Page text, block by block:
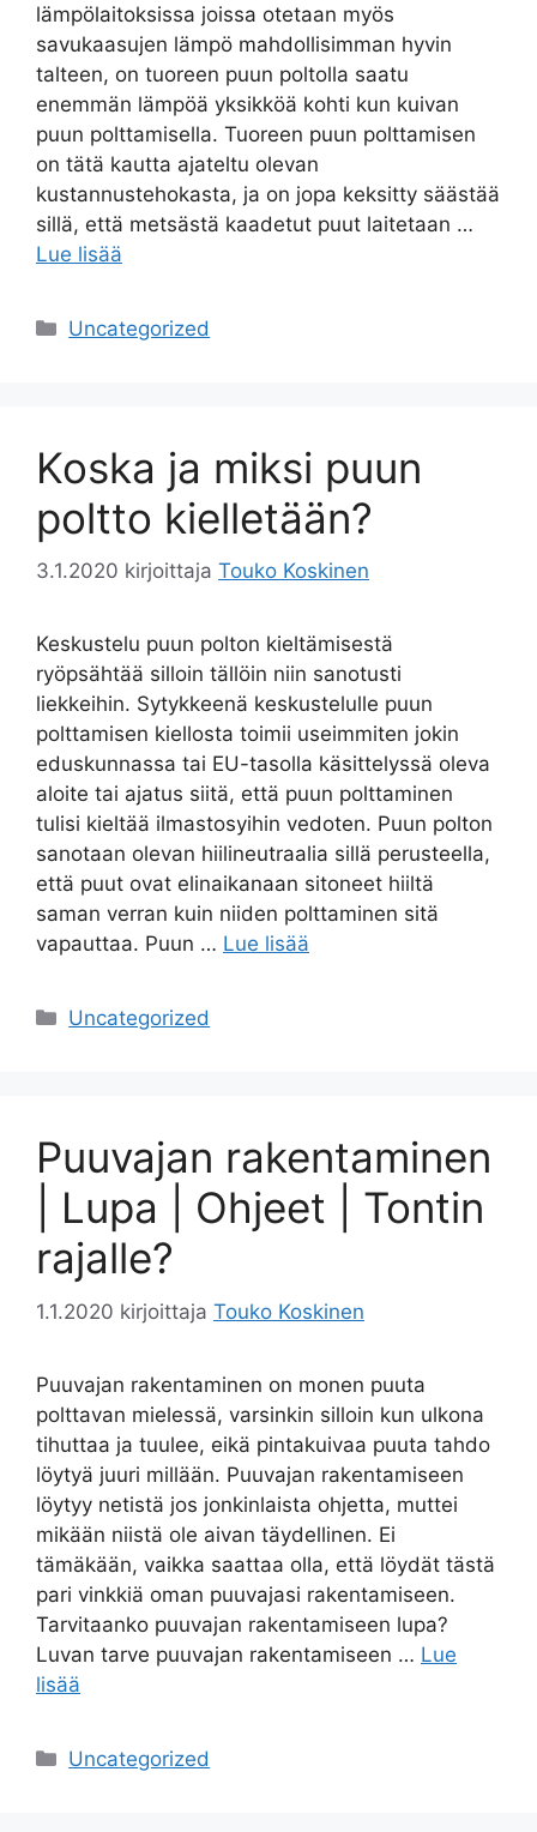
lämpölaitoksissa joissa otetaan myös
savukaasujen lämpö mahdollisimman hyvin
talteen, on tuoreen puun poltolla saatu
enemmän lämpöä yksikköä kohti kun kuivan
puun polttamisella. Tuoreen puun polttamisen
on tätä kautta ajateltu olevan
kustannustehokasta, ja on jopa keksitty säästää
sillä, että metsästä kaadetut puut laitetaan …
Lue lisää
Kategoriat
Uncategorized
Koska ja miksi puun
poltto kielletään?
3.1.2020 kirjoittaja Touko Koskinen
Keskustelu puun polton kieltämisestä
ryöpsähtää silloin tällöin niin sanotusti
liekkeihin. Sytykkeenä keskustelulle puun
polttamisen kiellosta toimii useimmiten jokin
eduskunnassa tai EU-tasolla käsittelyssä oleva
aloite tai ajatus siitä, että puun polttaminen
tulisi kieltää ilmastosyihin vedoten. Puun polton
sanotaan olevan hiilineutraalia sillä perusteella,
että puut ovat elinaikanaan sitoneet hiiltä
saman verran kuin niiden polttaminen sitä
vapauttaa. Puun … Lue lisää
Kategoriat
Uncategorized
Puuvajan rakentaminen
| Lupa | Ohjeet | Tontin
rajalle?
1.1.2020 kirjoittaja Touko Koskinen
Puuvajan rakentaminen on monen puuta
polttavan mielessä, varsinkin silloin kun ulkona
tihuttaa ja tuulee, eikä pintakuivaa puuta tahdo
löytyä juuri millään. Puuvajan rakentamiseen
löytyy netistä jos jonkinlaista ohjetta, muttei
mikään niistä ole aivan täydellinen. Ei
tämäkään, vaikka saattaa olla, että löydät tästä
pari vinkkiä oman puuvajasi rakentamiseen.
Tarvitaanko puuvajan rakentamiseen lupa?
Luvan tarve puuvajan rakentamiseen … Lue
lisää
Kategoriat
Uncategorized